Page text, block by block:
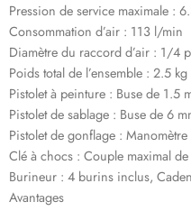
Pression de service maximale :
Consommation d’air : 113 l/min
Diamètre du raccord d’air : 1/4
Poids total de l’ensemble : 2.5 kg
Pistolet à peinture : Buse de 1.5
Pistolet de sablage : Buse de 6
Pistolet de gonflage :
Clé à chocs : Couple maximal
Burineur : 4 burins inclus,
Avantages